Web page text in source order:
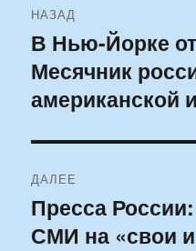
по
записям
НАЗАД
Предыдущая
запись:
В Нью-Йорке
Месячник
американской
ДАЛЕЕ
Следующая
запись:
Пресса
СМИ на «свои